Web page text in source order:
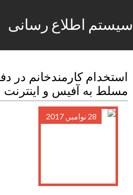
سیستم اطلاع رسانی
استخدام کارمندخانم در
مسلط به آفیس و اینترنت
28 نوامبر, 2017